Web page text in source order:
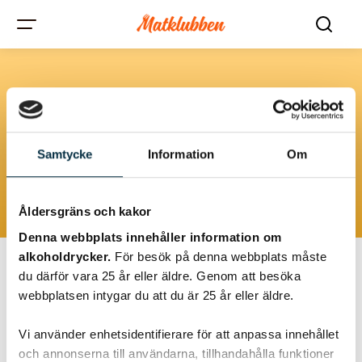
Samtycke Information Om
Åldersgräns och kakor
Denna webbplats innehåller information om
alkoholdrycker. För besök på denna webbplats måste
du därför vara 25 år eller äldre. Genom att besöka
webbplatsen intygar du att du är 25 år eller äldre.
Vi använder enhetsidentifierare för att anpassa innehållet
och annonserna till användarna, tillhandahålla funktioner
Kckling
Rätter med kalkon är populära och kan varieras på många olika
sätt. Här finner du recept som gör kalkon till en festlig del av din
@queenie